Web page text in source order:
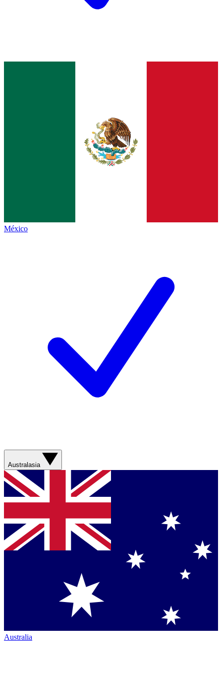
México
Australasia
Australia